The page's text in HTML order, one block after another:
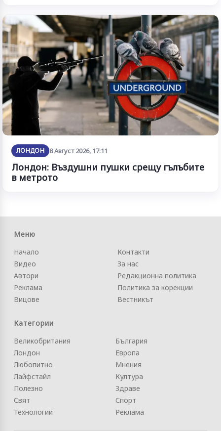
ЛОНДОН 8 Август 2026, 17:11
Лондон: Въздушни пушки срещу гълъбите
в метрото
Меню
Начало
Видео
Автори
Реклама
Вицове
Контакти
За нас
Редакционна политика
Политика за корекции
Вестникът
Категории
Великобритания
Лондон
Любопитно
Лайфстайл
Полезно
Свят
Технологии
България
Европа
Мнения
Култура
Здраве
Спорт
Реклама